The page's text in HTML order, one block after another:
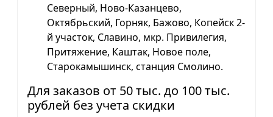
Северный, Ново-Казанцево,
Октябрьский, Горняк, Бажово, Копейск 2-
й участок, Славино, мкр. Привилегия,
Притяжение, Каштак, Новое поле,
Старокамышинск, станция Смолино.
Для заказов от 50 тыс. до 100 тыс.
рублей без учета скидки